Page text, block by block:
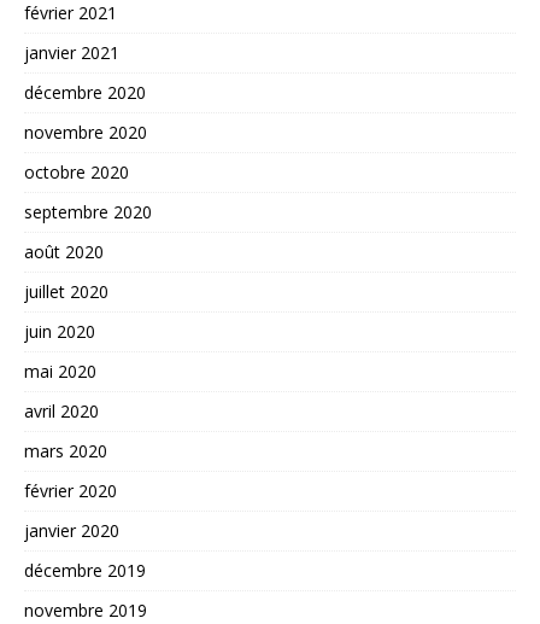
février 2021
janvier 2021
décembre 2020
novembre 2020
octobre 2020
septembre 2020
août 2020
juillet 2020
juin 2020
mai 2020
avril 2020
mars 2020
février 2020
janvier 2020
décembre 2019
novembre 2019